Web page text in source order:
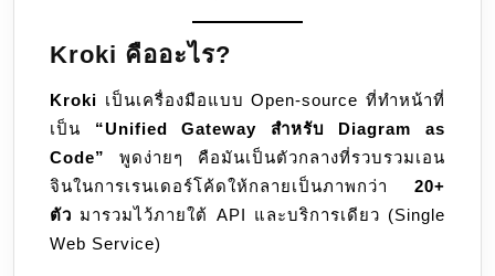
Kroki คืออะไร?
Kroki เป็นเครื่องมือแบบ Open-source ที่ทำหน้าที่
เป็น “Unified Gateway สำหรับ Diagram as
Code”
พูดง่ายๆ คือมันเป็นตัวกลางที่รวบรวมเอน
จินในการเรนเดอร์โค้ดให้กลายเป็นภาพกว่า 20+
ตัว มารวมไว้ภายใต้ API และบริการเดียว (Single
Web Service)